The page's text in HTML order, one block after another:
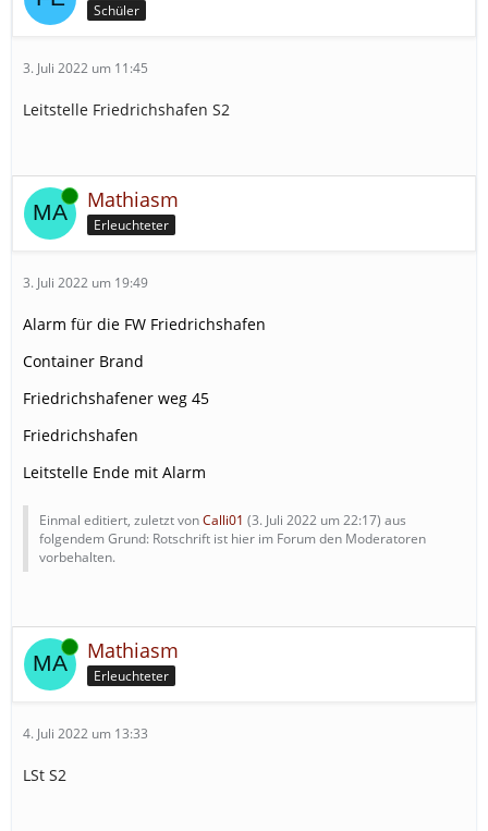
Schüler
3. Juli 2022 um 11:45
Leitstelle Friedrichshafen S2
Online Mathiasm
Erleuchteter
3. Juli 2022 um 19:49
Alarm für die FW Friedrichshafen
Container Brand
Friedrichshafener weg 45
Friedrichshafen
Leitstelle Ende mit Alarm
Einmal editiert, zuletzt vonCalli01 (3. Juli 2022 um 22:17) aus
folgendem Grund: Rotschrift ist hier im Forum den Moderatoren
vorbehalten.
Online Mathiasm
Erleuchteter
4. Juli 2022 um 13:33
LSt S2